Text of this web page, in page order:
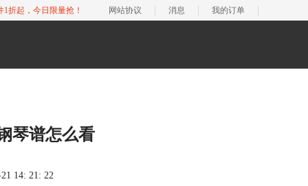
折起，今日限量抢！ 网站协议 消息 我的订单
琴谱怎么看
14: 21: 22